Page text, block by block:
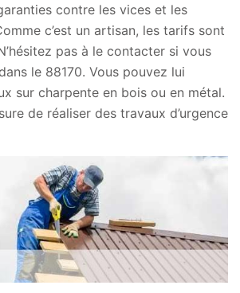
contre les vices et les
c’est un artisan, les tarifs sont
pas à le contacter si vous
le 88170. Vous pouvez lui
sur charpente en bois ou en métal.
de réaliser des travaux d’urgence